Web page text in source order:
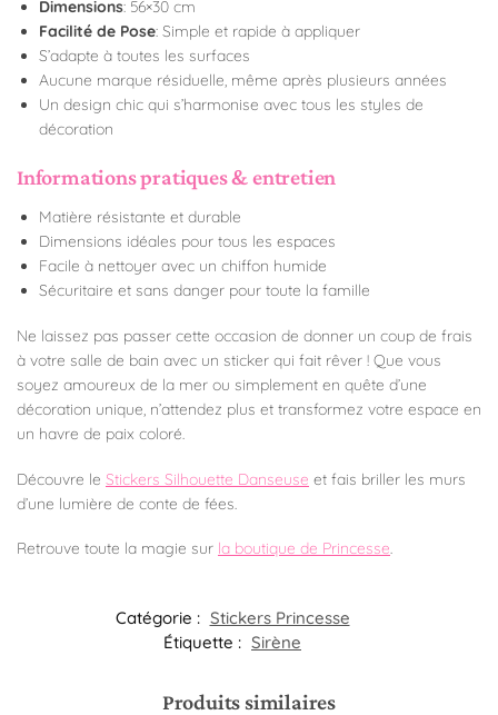
Dimensions: 56×30 cm
Facilité de Pose: Simple et rapide à appliquer
S’adapte à toutes les surfaces
Aucune marque résiduelle, même après plusieurs années
Un design chic qui s’harmonise avec tous les styles de
décoration
Informations pratiques & entretien
Matière résistante et durable
Dimensions idéales pour tous les espaces
Facile à nettoyer avec un chiffon humide
Sécuritaire et sans danger pour toute la famille
Ne laissez pas passer cette occasion de donner un coup de frais
à votre salle de bain avec un sticker qui fait rêver ! Que vous
soyez amoureux de la mer ou simplement en quête d’une
décoration unique, n’attendez plus et transformez votre espace en
un havre de paix coloré.
Découvre le Stickers Silhouette Danseuse et fais briller les murs
d’une lumière de conte de fées.
Retrouve toute la magie sur la boutique de Princesse.
Catégorie : Stickers Princesse
Étiquette : Sirène
Produits similaires